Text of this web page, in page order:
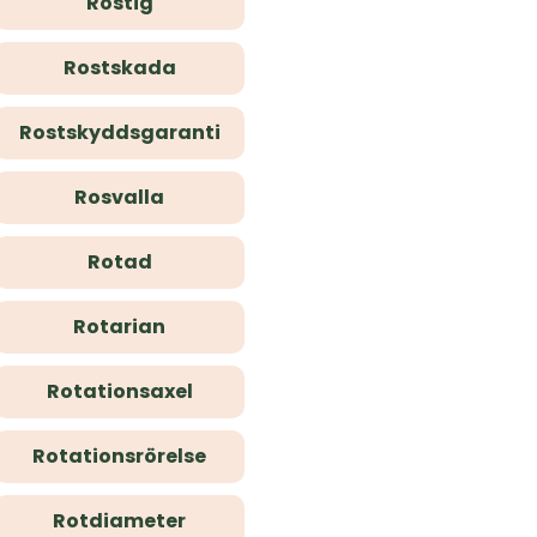
Rostskada
Rostskyddsgaranti
Rosvalla
Rotad
Rotarian
Rotationsaxel
Rotationsrörelse
Rotdiameter